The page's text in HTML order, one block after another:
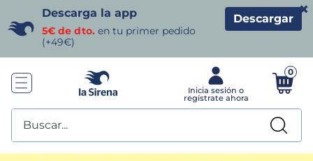
Descarga la app
5€ de dto. en tu primer pedido
(+49€)
Descargar
×
0
Buscar...